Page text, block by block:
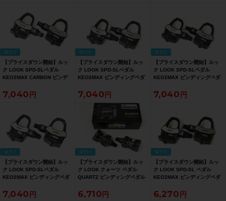
値下げ
【プライスダウン開始】ルッ
ク LOOK SPD-SLペダル
KEO2MAX CARBON ビンデ
い得SALE】
7,040
値下げ
【プライスダウン開始】ルッ
ク LOOK SPD-SLペダル
KEO2MAX ビンディングペダ
7,040
値下げ
【プライスダウン開始】ルッ
ク LOOK SPD-SLペダル
KEO2MAX ビンディングペダ
7,040
値下げ
【プライスダウン開始】ルッ
ク LOOK SPD-SLペダル
KEO2MAX ビンディングペダ
7,040
値下げ
【プライスダウン開始】ルッ
ク LOOK クォーツ ペダル
QUARTZ ビンディングペダル
6,710
値下げ
【プライスダウン開始】ルッ
ク LOOK SPD-SL ペダル
KEO2MAX ビンディングペダ
6,270